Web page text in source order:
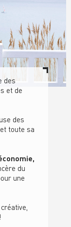
des
et de
des
et toute sa
du
une